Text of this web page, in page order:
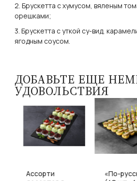
2. Брускетта с хумусом, вяленым
орешками;
3. Брускетта с уткой су-вид,
ягодным соусом.
ДОБАВЬТЕ ЕЩЕ
УДОВОЛЬСТВИЯ
Ассорти
«По-